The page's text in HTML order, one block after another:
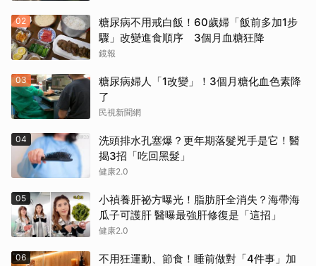
02
糖尿病不用戒白飯！60歲婦「飯前多加1步
驟」改變進食順序 3個月血糖狂降
鏡報
03
糖尿病婦人「1改變」！3個月糖化血色素降
了
民視新聞網
04
洗頭排水孔塞爆？更年期落髮兇手是它！醫
揭3招「吃回黑髮」
健康2.0
05
小禎養肝祕方曝光！脂肪肝全消失？海帶海
瓜子可護肝 醫曝最強肝修復是「這招」
健康2.0
06
不用狂運動、節食！睡前做對「4件事」加